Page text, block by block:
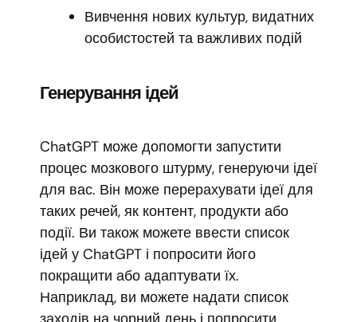
Вивчення нових культур, видатних
особистостей та важливих подій
Генерування ідей
ChatGPT може допомогти запустити
процес мозкового штурму, генеруючи ідеї
для вас. Він може перерахувати ідеї для
таких речей, як контент, продукти або
події. Ви також можете ввести список
ідей у ChatGPT і попросити його
покращити або адаптувати їх.
Наприклад, ви можете надати список